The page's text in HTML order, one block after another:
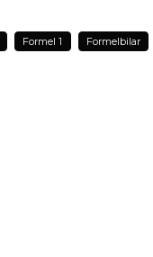
Formel 1 Formelbilar